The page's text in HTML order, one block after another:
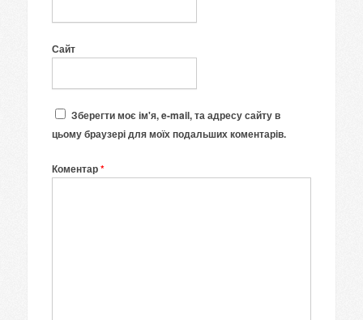
Сайт
Зберегти моє ім'я, e-mail, та адресу сайту в
цьому браузері для моїх подальших коментарів.
Коментар*